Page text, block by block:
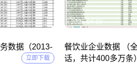
数据（2013-
立即下载
2025-04-09
餐饮业企业数据 （
话，共计400多万条